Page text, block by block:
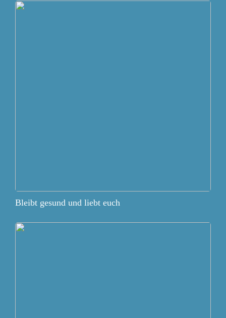
Bleibt gesund und liebt euch